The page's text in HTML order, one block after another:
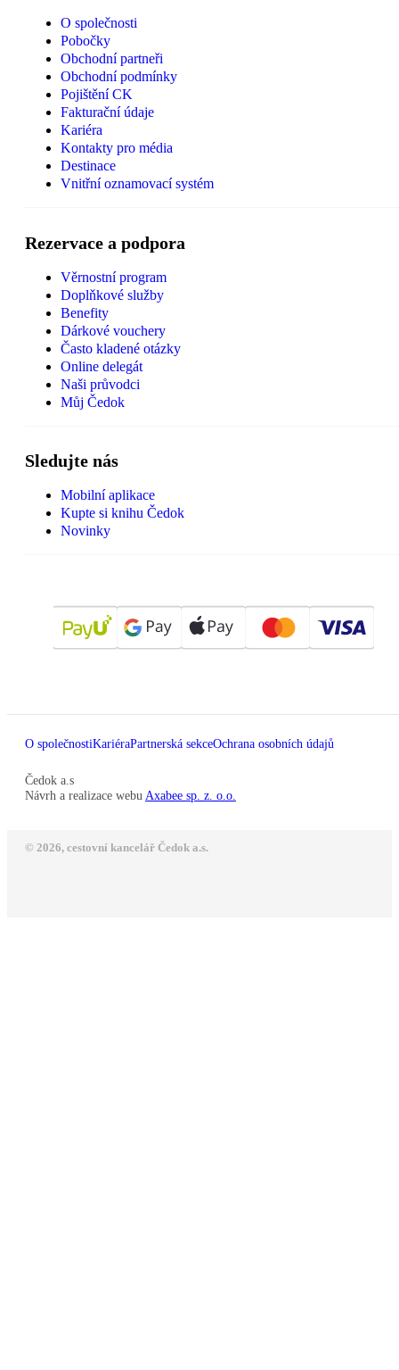
O společnosti
Pobočky
Obchodní partneři
Obchodní podmínky
Pojištění CK
Fakturační údaje
Kariéra
Kontakty pro média
Destinace
Vnitřní oznamovací systém
Rezervace a podpora
Věrnostní program
Doplňkové služby
Benefity
Dárkové vouchery
Často kladené otázky
Online delegát
Naši průvodci
Můj Čedok
Sledujte nás
Mobilní aplikace
Kupte si knihu Čedok
Novinky
O společnostiKariéraPartnerská sekceOchrana osobních údajů
Čedok a.s
Návrh a realizace webu Axabee sp. z. o.o.
© 2026, cestovní kancelář Čedok a.s.